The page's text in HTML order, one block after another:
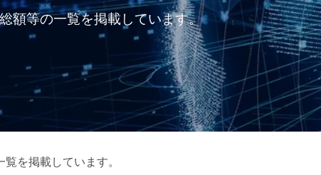
額等の一覧を掲載しています。
を掲載しています。